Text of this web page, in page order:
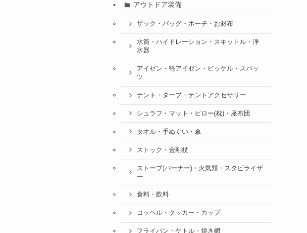
アウトドア装備
ザック・バッグ・ポーチ・お財布
水筒・ハイドレーション・スキットル・浄
水器
アイゼン・軽アイゼン・ピッケル・スパッ
ツ
テント・タープ・テントアクセサリー
シュラフ・マット・ピロー(枕)・座布団
タオル・手ぬぐい・傘
ストック・金剛杖
ストーブ(バーナー)・火気類・スタビライザ
ー
食料・飲料
コッヘル・クッカー・カップ
フライパン・ケトル・焼き網